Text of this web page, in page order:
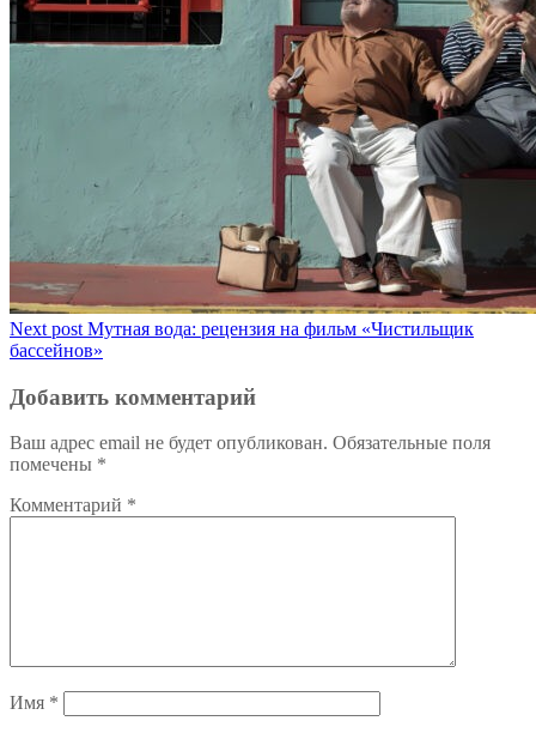
Next post Мутная вода: рецензия на фильм «Чистильщик
бассейнов»
Добавить комментарий
Ваш адрес email не будет опубликован. Обязательные поля
помечены *
Комментарий *
Имя *